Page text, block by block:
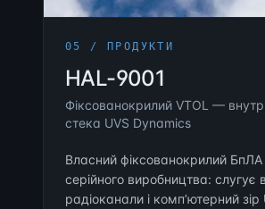
05 / ПРОДУКТИ
HAL-9001
Фіксованокрилий VTOL —
стека UVS Dynamics
Власний фіксованокрилий БпЛА
серійного виробництва:
радіоканали і компʼютерний